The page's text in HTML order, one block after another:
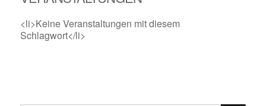
<li>Keine Veranstaltungen mit diesem
Schlagwort</li>